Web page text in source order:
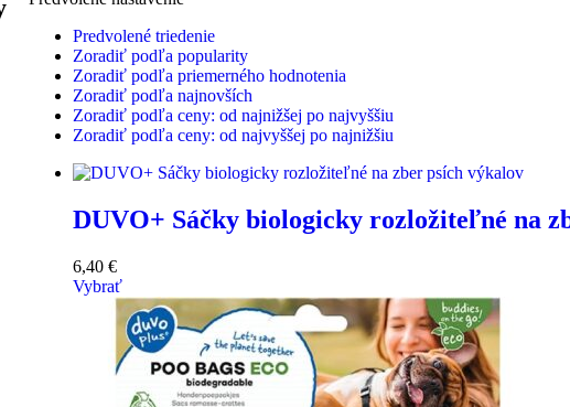
Predvolené triedenie
Zoradiť podľa popularity
Zoradiť podľa priemerného hodnotenia
Zoradiť podľa najnovších
Zoradiť podľa ceny: od najnižšej po najvyššiu
Zoradiť podľa ceny: od najvyššej po najnižšiu
DUVO+ Sáčky biologicky rozložiteľné na
6,40 €
Vybrať